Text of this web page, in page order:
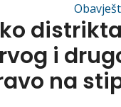
i
na